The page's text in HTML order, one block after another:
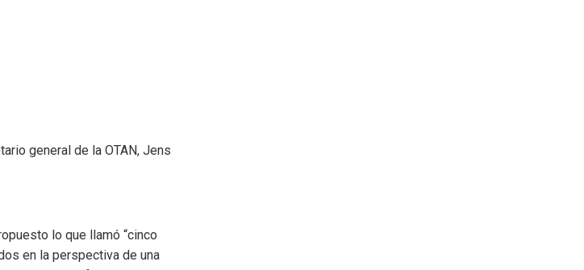
general de la OTAN, Jens
lo que llamó “cinco
en la perspectiva de una